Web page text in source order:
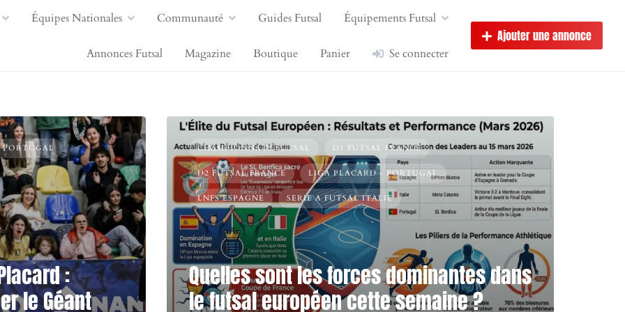
Équipes Nationales Communauté Guides Futsal Équipements Futsal
Annonces Futsal Magazine Boutique Panier Se connecter
Ajouter une annonce
:
le Géant
CHAMPIONNATS FUTSAL D1 FUTSAL FRANCE
D2 FUTSAL FRANCE LIGA PLACARD - PORTUGAL
LNFS ESPAGNE SERIE A FUTSAL ITALIE
Quelles sont les forces dominantes dans
le futsal européen cette semaine ?